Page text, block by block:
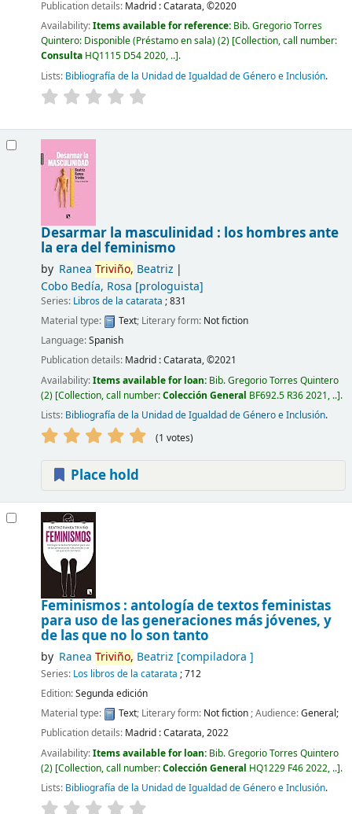
Publication details: Madrid :Catarata,©2020
Availability:Items available for reference: Bib. Gregorio Torres
Quintero: Disponible (Préstamo en sala)(2) Collection, call number:
Consulta HQ1115 D54 2020, .. .
Lists: Bibliografía de la Unidad de Igualdad de Género e Inclusión.
Desarmar la masculinidad : los hombres ante
la era del feminismo
by Ranea Triviño, Beatriz
Cobo Bedía, Rosa [prologuista]
Series: Libros de la catarata ; 831
Material type:
Text; Literary form: Not fiction
Language:Spanish
Publication details: Madrid :Catarata,©2021
Availability:Items available for loan: Bib. Gregorio Torres Quintero
(2) Collection, call number:Colección General BF692.5 R36 2021, .. .
Lists: Bibliografía de la Unidad de Igualdad de Género e Inclusión.
(1 votes)
Place hold
Feminismos : antología de textos feministas
para uso de las generaciones más jóvenes, y
de las que no lo son tanto
by Ranea Triviño, Beatriz [compiladora ]
Series: Los libros de la catarata ; 712
Edition:Segunda edición
Material type:
Text; Literary form: Not fiction; Audience:General;
Publication details: Madrid :Catarata,2022
Availability:Items available for loan: Bib. Gregorio Torres Quintero
(2) Collection, call number:Colección General HQ1229 F46 2022, .. .
Lists: Bibliografía de la Unidad de Igualdad de Género e Inclusión.